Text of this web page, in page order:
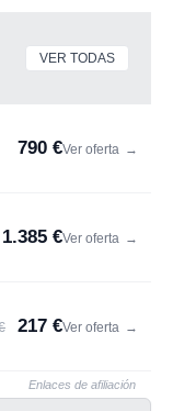
VER TODAS
790 €Ver oferta →
1.385 €Ver oferta →
217 €Ver oferta →
Enlaces de afiliación